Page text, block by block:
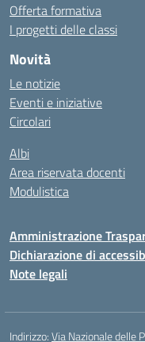
Offerta formativa
I progetti delle classi
Novità
Le notizie
Eventi e iniziative
Circolari
Albi
Area riservata docenti
Modulistica
Amministrazione
Dichiarazione di
Note legali
Indirizzo:Via Nazionale delle